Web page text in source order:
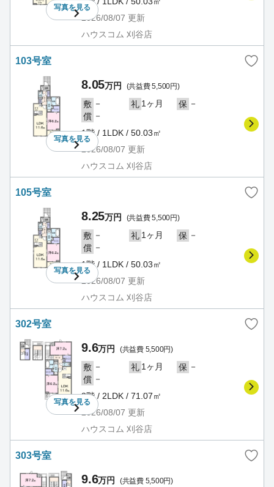
写真を見る
2026/08/07 更新
ハウスコム 刈谷店
103号室
写真を見る
8.05万円 (共益費 5,500円)
敷 － 礼 1ヶ月 保 －
償 －
1階 / 1LDK / 50.03㎡
2026/08/07 更新
ハウスコム 刈谷店
105号室
写真を見る
8.25万円 (共益費 5,500円)
敷 － 礼 1ヶ月 保 －
償 －
1階 / 1LDK / 50.03㎡
2026/08/07 更新
ハウスコム 刈谷店
302号室
写真を見る
9.6万円 (共益費 5,500円)
敷 － 礼 1ヶ月 保 －
償 －
3階 / 2LDK / 71.07㎡
2026/08/07 更新
ハウスコム 刈谷店
303号室
9.6万円 (共益費 5,500円)